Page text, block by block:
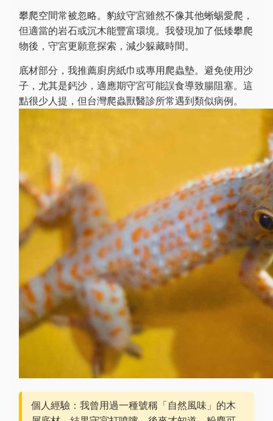
攀爬空間常被忽略。豹紋守宮雖然不像其他蜥蜴愛爬，
但適當的岩石或沉木能豐富環境。我發現加了低矮攀爬
物後，守宮更願意探索，減少躲藏時間。
底材部分，我推薦廚房紙巾或專用爬蟲墊。避免使用沙
子，尤其是鈣沙，適應期守宮可能誤食導致腸阻塞。這
點很少人提，但台灣爬蟲獸醫診所常遇到類似病例。
個人經驗：我曾用過一種號稱「自然風味」的木